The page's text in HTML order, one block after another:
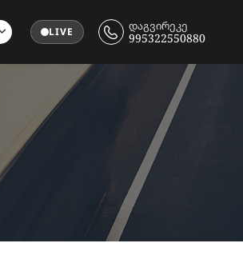
LIVE დაგვირეკე
995322550880